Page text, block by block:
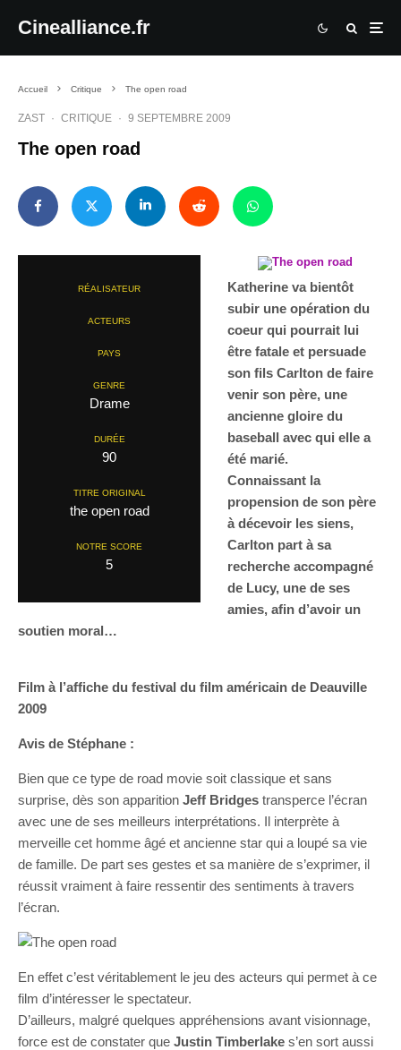
Cinealliance.fr
Accueil Critique The open road
ZAST · CRITIQUE · 9 SEPTEMBRE 2009
The open road
RÉALISATEUR
ACTEURS
PAYS
GENRE
Drame
DURÉE
90
TITRE ORIGINAL
the open road
NOTRE SCORE
5
Katherine va bientôt
subir une opération du
coeur qui pourrait lui
être fatale et persuade
son fils Carlton de faire
venir son père, une
ancienne gloire du
baseball avec qui elle a
été marié.
Connaissant la
propension de son père
à décevoir les siens,
Carlton part à sa
recherche accompagné
de Lucy, une de ses
amies, afin d’avoir un
soutien moral…
Film à l’affiche du festival du film américain de Deauville
2009
Avis de Stéphane :
Bien que ce type de road movie soit classique et sans
surprise, dès son apparition Jeff Bridges transperce l’écran
avec une de ses meilleurs interprétations. Il interprète à
merveille cet homme âgé et ancienne star qui a loupé sa vie
de famille. De part ses gestes et sa manière de s’exprimer, il
réussit vraiment à faire ressentir des sentiments à travers
l’écran.
En effet c’est véritablement le jeu des acteurs qui permet à ce
film d’intéresser le spectateur.
D’ailleurs, malgré quelques appréhensions avant visionnage,
force est de constater que Justin Timberlake s’en sort aussi